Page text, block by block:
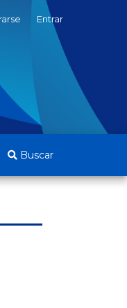
Buscar
Entrar